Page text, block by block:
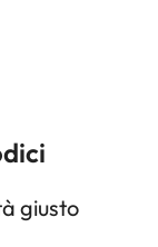
giusto